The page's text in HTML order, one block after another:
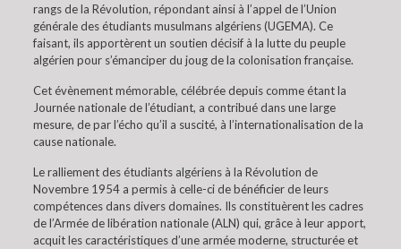
rangs de la Révolution, répondant ainsi à l’appel de l’Union
générale des étudiants musulmans algériens (UGEMA). Ce
faisant, ils apportèrent un soutien décisif à la lutte du peuple
algérien pour s’émanciper du joug de la colonisation française.
Cet évènement mémorable, célébrée depuis comme étant la
Journée nationale de l’étudiant, a contribué dans une large
mesure, de par l’écho qu’il a suscité, à l’internationalisation de la
cause nationale.
Le ralliement des étudiants algériens à la Révolution de
Novembre 1954 a permis à celle-ci de bénéficier de leurs
compétences dans divers domaines. Ils constituèrent les cadres
de l’Armée de libération nationale (ALN) qui, grâce à leur apport,
acquit les caractéristiques d’une armée moderne, structurée et